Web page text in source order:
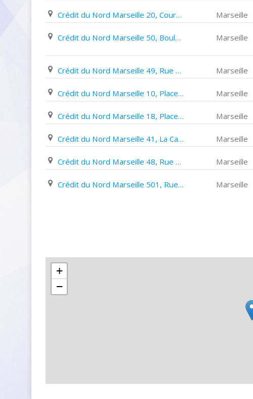
Crédit du Nord Marseille 20, Cours Pierre Puget Marseille
Crédit du Nord Marseille 50, Boulevard de Longchamp Marseille
Crédit du Nord Marseille 49, Rue Grignan Marseille
Crédit du Nord Marseille 10, Place de La Joliette Marseille
Crédit du Nord Marseille 18, Place Castellane Marseille
Crédit du Nord Marseille 41, La Canebière Marseille
Crédit du Nord Marseille 48, Rue Montaigne Marseille
Crédit du Nord Marseille 501, Rue paradis Marseille
+
−